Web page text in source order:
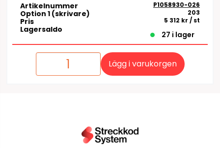
Artikelnummer P1058930-026
Option 1 (skrivare) 203
Pris 5 312 kr / st
Lagersaldo
27 i lager
Lägg i varukorgen